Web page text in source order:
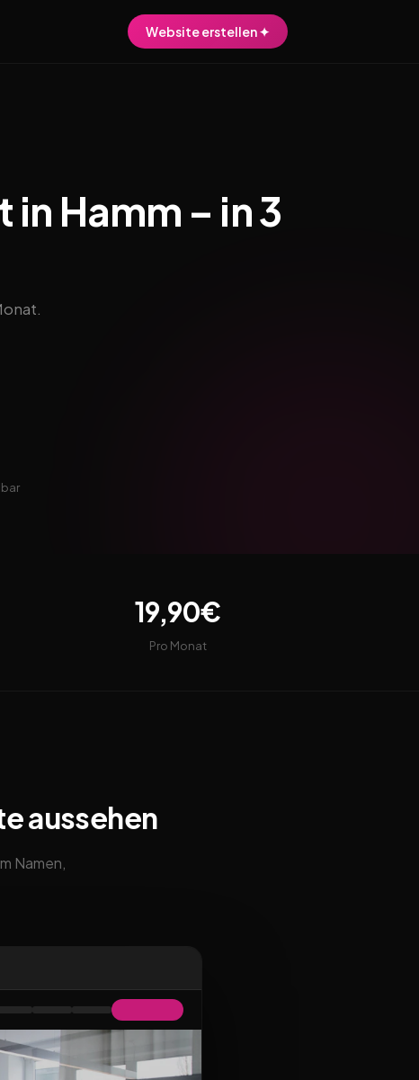
Website erstellen ✦
Hamm – in 3
19,90€
Pro Monat
aussehen
Namen,